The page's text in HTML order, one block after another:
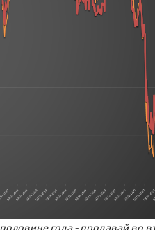
года - продавай во